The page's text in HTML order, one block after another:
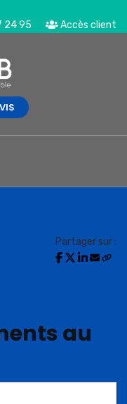
24 95 Accès client
Partager sur :
au